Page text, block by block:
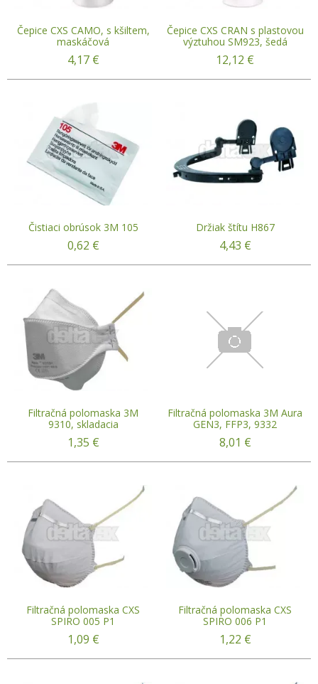
Čepice CXS CAMO, s kšiltem,
maskáčová
4,17 €
Čepice CXS CRAN s plastovou
výztuhou SM923, šedá
12,12 €
Čistiaci obrúsok 3M 105
0,62 €
Držiak štítu H867
4,43 €
Filtračná polomaska 3M
9310, skladacia
1,35 €
Filtračná polomaska 3M Aura
GEN3, FFP3, 9332
8,01 €
Filtračná polomaska CXS
SPIRO 005 P1
1,09 €
Filtračná polomaska CXS
SPIRO 006 P1
1,22 €